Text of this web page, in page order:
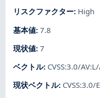
リスクファクター: High
基本値:7.8
現状値:7
ベクトル: CVSS:3.0/
現状ベクトル: CVSS:3.0/